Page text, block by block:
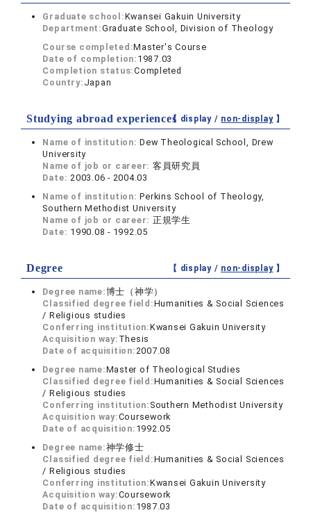
Graduate school:Kwansei Gakuin University
Department:Graduate School, Division of Theology
Course completed:Master's Course
Date of completion: 1987.03
Completion status:Completed
Country: Japan
Studying abroad experiences【 display / non-display】
Name of institution:Dew Theological School, Drew
University
Name of job or career: 客員研究員
Date:2003.06 - 2004.03
Name of institution:Perkins School of Theology,
Southern Methodist University
Name of job or career: 正規学生
Date: 1990.08 - 1992.05
Degree 【 display / non-display】
Degree name:博士（神学）
Classified degree field:Humanities & Social Sciences
/ Religious studies
Conferring institution:Kwansei Gakuin University
Acquisition way: Thesis
Date of acquisition:2007.08
Degree name:Master of Theological Studies
Classified degree field:Humanities & Social Sciences
/ Religious studies
Conferring institution: Southern Methodist University
Acquisition way:Coursework
Date of acquisition: 1992.05
Degree name:神学修士
Classified degree field:Humanities & Social Sciences
/ Religious studies
Conferring institution:Kwansei Gakuin University
Acquisition way:Coursework
Date of acquisition: 1987.03